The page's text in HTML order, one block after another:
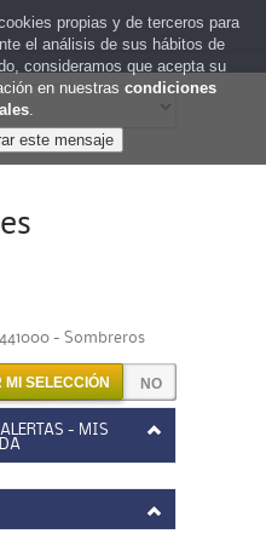
- Sombreros
MI SELECCIÓN
- MIS
propias y de terceros para
el análisis de sus hábitos de
consideramos que acepta su
en nuestras condiciones
.